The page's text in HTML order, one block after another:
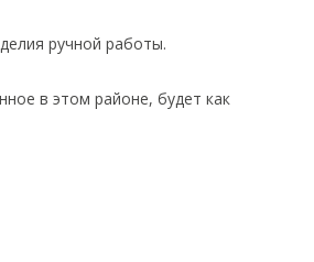
ручной работы.
в этом районе, будет как